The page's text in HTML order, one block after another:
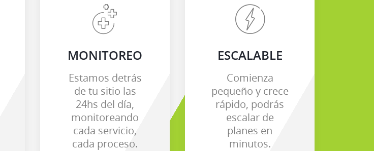
MONITOREO
Estamos detrás
de tu sitio las
24hs del día,
monitoreando
cada servicio,
cada proceso.
ESCALABLE
Comienza
pequeño y crece
rápido, podrás
escalar de
planes en
minutos.